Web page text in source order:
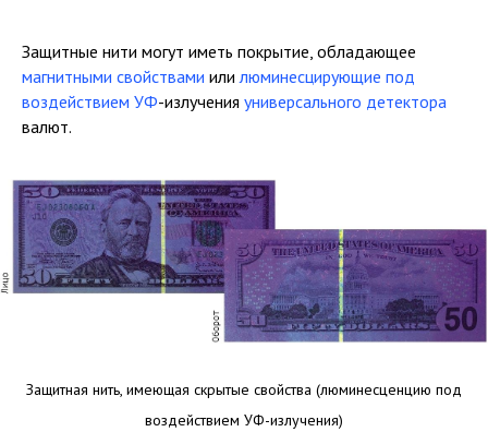
Защитные нити могут иметь покрытие, обладающее
магнитными свойствами илилюминесцирующие под
воздействием УФ-излучения универсального детектора
валют.
Защитная нить, имеющая скрытые свойства (люминесценцию под
воздействием УФ-излучения)